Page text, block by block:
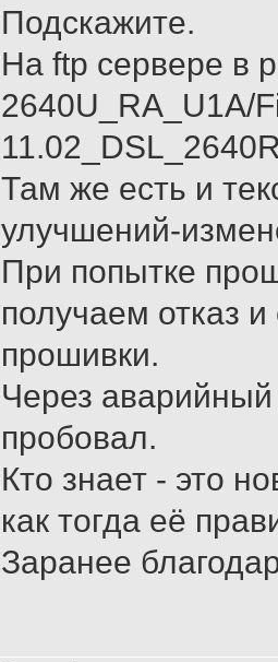
Подскажите.
На ftp сервере в
2640U_RA_U1A/
Там же есть и
улучшений-
При попытке
получаем отказ
прошивки.
Через
пробовал.
Кто знает - это
как тогда её
Заранее